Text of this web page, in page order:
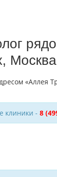
клиники - 8